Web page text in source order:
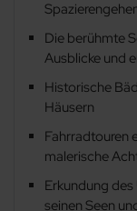
Trassenheide
Ückeritz
Usedom
Wilhelmsfelde
Wolgast
Die berühmte
Ausblicke und
Historische
Häusern
Fahrradtouren
malerische
Erkundung
seinen Seen